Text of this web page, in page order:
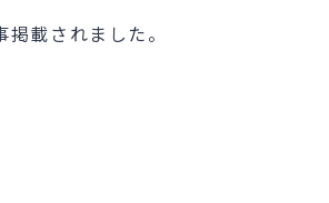
載されました。